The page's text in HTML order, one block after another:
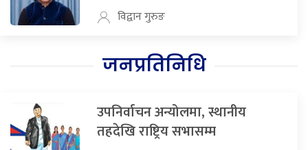
विद्वान गुरुङ
जनप्रतिनिधि
उपनिर्वाचन अन्योलमा, स्थानीय
तहदेखि राष्ट्रिय सभासम्म